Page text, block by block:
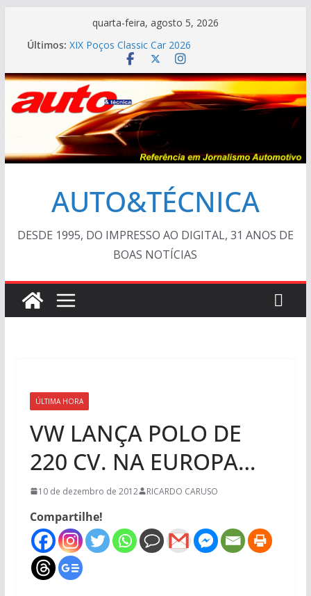
conteúdo
quarta-feira, agosto 5, 2026
Últimos: XIX Poços Classic Car 2026
Cristiano Ronaldo mostra sua garagem
Ferrari Luce 2026: esgotada em dois meses
Em crise, BMW vai demitir 8.000 na Alemanha
AUTO&TÉCNICA FILES #138 – Ferrari F40 1987
AUTO&TÉCNICA
DESDE 1995, DO IMPRESSO AO DIGITAL, 31 ANOS DE
BOAS NOTÍCIAS
ÚLTIMA HORA
VW LANÇA POLO DE
220 CV. NA EUROPA…
10 de dezembro de 2012 RICARDO CARUSO
Compartilhe!